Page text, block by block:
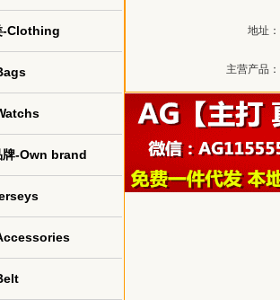
-Clothing
牌-Own brand
地址：
主营产品：